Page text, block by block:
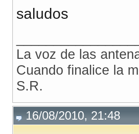
saludos
La voz de las
Cuando finalice la
S.R.
16/08/2010, 21:48